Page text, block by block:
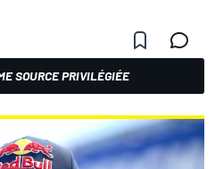
SOURCE PRIVILÉGIÉE